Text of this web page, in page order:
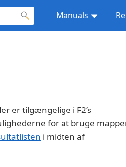
Manuals
er tilgængelige i F2’s
for at bruge
i midten af